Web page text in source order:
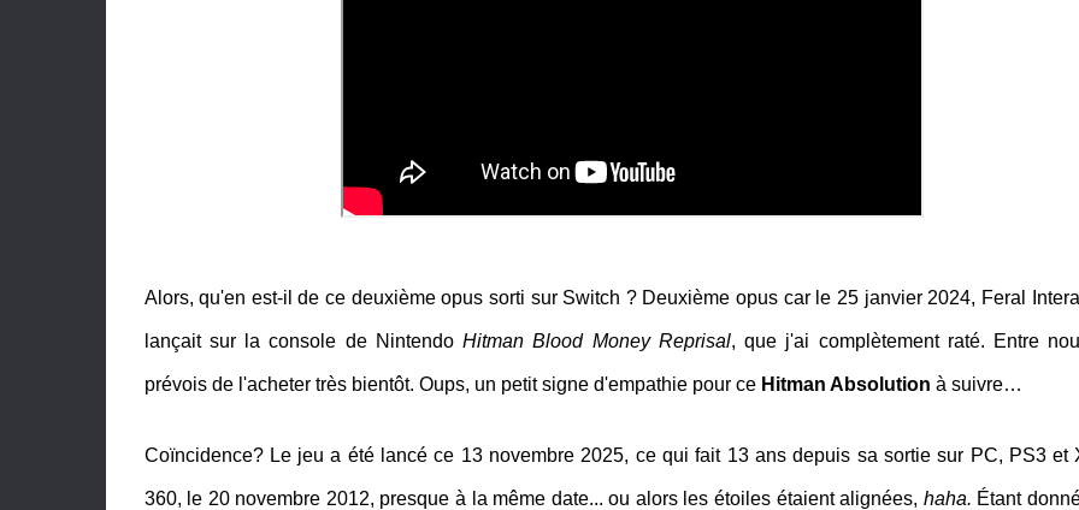
Alors, qu'en est-il de ce deuxième opus sorti sur Switch ? Deuxième opus car le 25 janvier 2024, Feral
lançait sur la console de Nintendo Hitman Blood Money Reprisal, que j'ai complètement raté. Entre
prévois de l'acheter très bientôt. Oups, un petit signe d'empathie pour ce Hitman Absolution à suivre…
Coïncidence? Le jeu a été lancé ce 13 novembre 2025, ce qui fait 13 ans depuis sa sortie sur PC, PS3 et
360, le 20 novembre 2012, presque à la même date... ou alors les étoiles étaient alignées, haha. Étant